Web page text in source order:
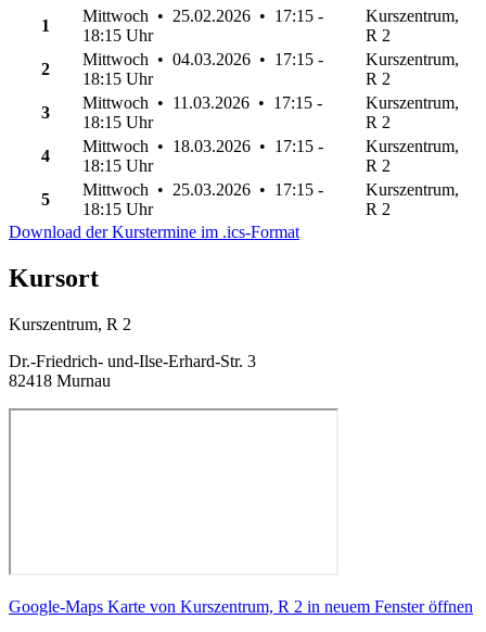
1
Mittwoch • 25.02.2026 • 17:15 -
18:15 Uhr
Kurszentrum,
R 2
2
Mittwoch • 04.03.2026 • 17:15 -
18:15 Uhr
Kurszentrum,
R 2
3
Mittwoch • 11.03.2026 • 17:15 -
18:15 Uhr
Kurszentrum,
R 2
4
Mittwoch • 18.03.2026 • 17:15 -
18:15 Uhr
Kurszentrum,
R 2
5
Mittwoch • 25.03.2026 • 17:15 -
18:15 Uhr
Kurszentrum,
R 2
Download der Kurstermine im .ics-Format
Kursort
Kurszentrum, R 2
Dr.-Friedrich- und-Ilse-Erhard-Str. 3
82418 Murnau
Google-Maps Karte von Kurszentrum, R 2 in neuem Fenster öffnen